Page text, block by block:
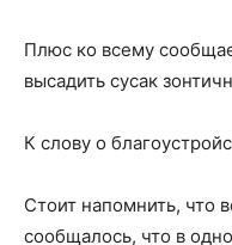
Плюс ко всему
высадить сусак
К слову о
Стоит напомнить, что
сообщалось, что в